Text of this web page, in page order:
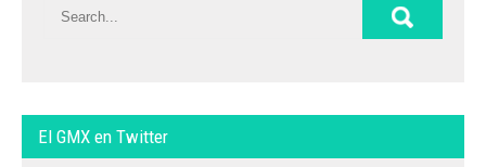
El GMX en Twitter